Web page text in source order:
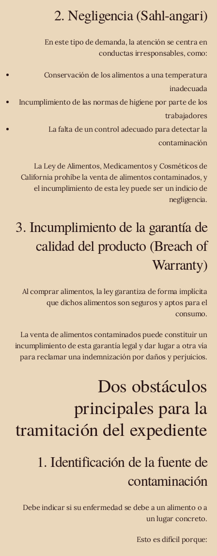
2. Negligencia (Sahl-angari)
En este tipo de demanda, la atención se centra en
conductas irresponsables, como:
Conservación de los alimentos a una temperatura
inadecuada
Incumplimiento de las normas de higiene por parte de los
trabajadores
La falta de un control adecuado para detectar la
contaminación
La Ley de Alimentos, Medicamentos y Cosméticos de
California prohíbe la venta de alimentos contaminados, y
el incumplimiento de esta ley puede ser un indicio de
negligencia.
3. Incumplimiento de la garantía de
calidad del producto (Breach of
Warranty)
Al comprar alimentos, la ley garantiza de forma implícita
que dichos alimentos son seguros y aptos para el
consumo.
La venta de alimentos contaminados puede constituir un
incumplimiento de esta garantía legal y dar lugar a otra vía
para reclamar una indemnización por daños y perjuicios.
Dos obstáculos
principales para la
tramitación del expediente
1. Identificación de la fuente de
contaminación
Debe indicar si su enfermedad se debe a un alimento o a
un lugar concreto.
Esto es difícil porque: